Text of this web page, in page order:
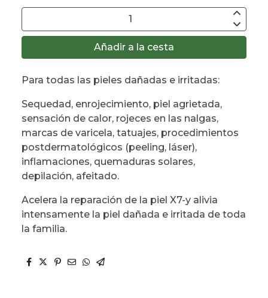
Añadir a la cesta
Para todas las pieles dañadas e irritadas:
Sequedad, enrojecimiento, piel agrietada,
sensación de calor, rojeces en las nalgas,
marcas de varicela, tatuajes, procedimientos
postdermatológicos (peeling, láser),
inflamaciones, quemaduras solares,
depilación, afeitado.
Acelera la reparación de la piel X7-y alivia
intensamente la piel dañada e irritada de toda
la familia.